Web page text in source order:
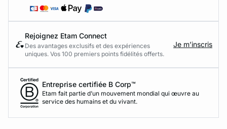
Rejoignez Etam Connect
Des avantages exclusifs et des expériences
uniques. Vos 100 premiers points fidélités offerts.
Je m’inscris
Entreprise certifiée B Corp™
Etam fait partie d’un mouvement mondial qui œuvre au
service des humains et du vivant.